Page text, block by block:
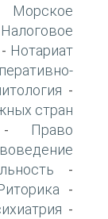
Морское
Налоговое
- Нотариат
-
стран
Право
-
-
-